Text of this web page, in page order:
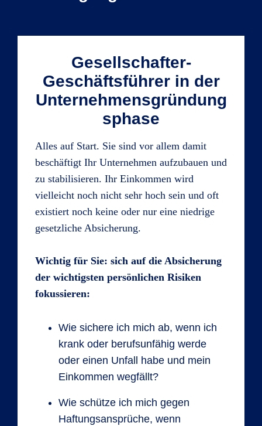
Gesellschafter-
Geschäftsführer in der
Unternehmensgründung
sphase
Alles auf Start. Sie sind vor allem damit
beschäftigt Ihr Unternehmen aufzubauen und
zu stabilisieren. Ihr Einkommen wird
vielleicht noch nicht sehr hoch sein und oft
existiert noch keine oder nur eine niedrige
gesetzliche Absicherung.
Wichtig für Sie: sich auf die Absicherung
der wichtigsten persönlichen Risiken
fokussieren:
Wie sichere ich mich ab, wenn ich
krank oder berufsunfähig werde
oder einen Unfall habe und mein
Einkommen wegfällt?
Wie schütze ich mich gegen
Haftungsansprüche, wenn